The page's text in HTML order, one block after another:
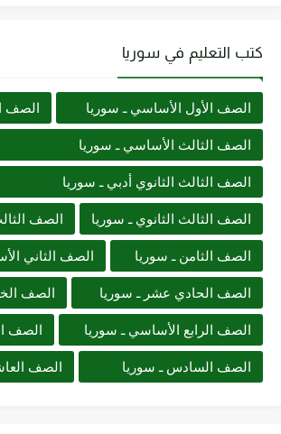
كتب التعليم في سوريا
الصف الأول الأساسي ـ سوريا الصف
الصف الثالث الأساسي ـ سوريا
الصف الثالث الثانوي أدبي ـ سوريا
الصف الثالث الثانوي ـ سوريا الصف
الصف الثامن ـ سوريا الصف الثاني
الصف الحادي عشر ـ سوريا الصف
الصف الرابع الأساسي ـ سوريا الصف
الصف السادس ـ سوريا الصف